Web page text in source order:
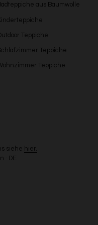
aus Baumwolle
Teppiche
Teppiche
Teppiche
siehe hier.
· DE